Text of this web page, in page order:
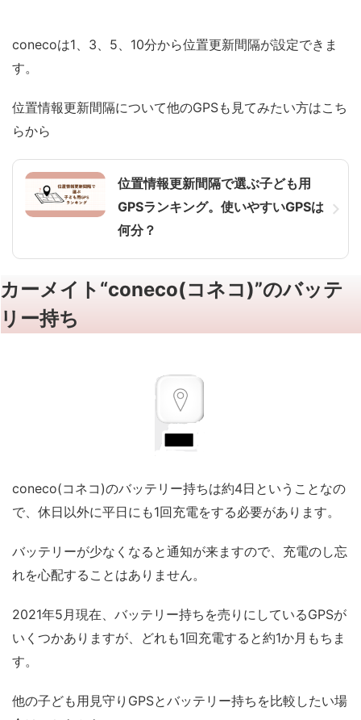
conecoは1、3、5、10分から位置更新間隔が設定できま
す。
位置情報更新間隔について他のGPSも見てみたい方はこち
らから
位置情報更新間隔で選ぶ子ども用
GPSランキング。使いやすいGPSは
何分？
カーメイト“coneco(コネコ)”のバッテ
リー持ち
coneco(コネコ)のバッテリー持ちは約4日ということなの
で、 休日以外に平日にも1回充電をする必要があります。
バッテリーが少なくなると通知が来ますので、充電のし忘
れを心配することはありません。
2021年5月現在、バッテリー持ちを売りにしているGPSが
いくつかありますが、どれも1回充電すると約1か月もちま
す。
他の子ども用見守りGPSとバッテリー持ちを比較したい場